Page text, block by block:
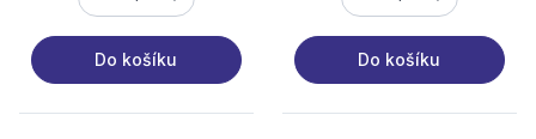
Do košíku Do košíku